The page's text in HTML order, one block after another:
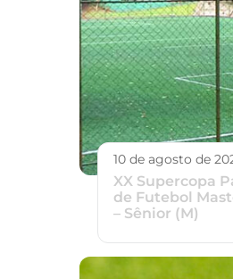
10 de agosto de
XX Supercopa
de Futebol
– Sênior (M)